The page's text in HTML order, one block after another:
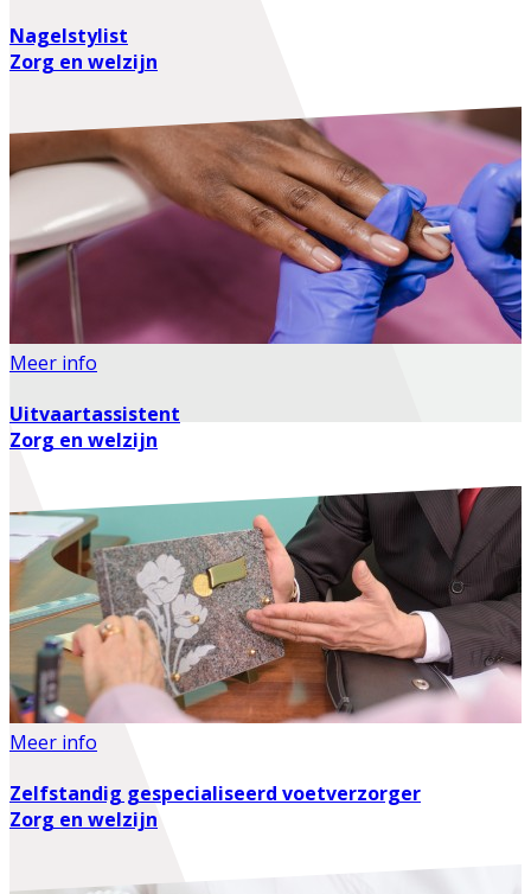
Nagelstylist
Zorg en welzijn
Meer info
Uitvaartassistent
Zorg en welzijn
Meer info
Zelfstandig gespecialiseerd voetverzorger
Zorg en welzijn